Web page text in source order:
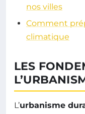
nos villes
Comment
climatique
LES
L’urbanisme